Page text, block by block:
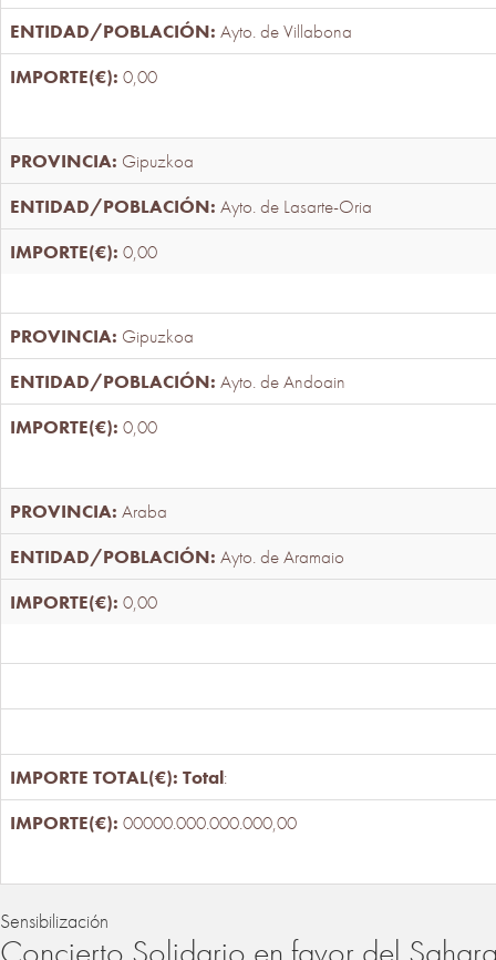
Ayto. de Villabona
0,00
Gipuzkoa
Ayto. de Lasarte-Oria
0,00
Gipuzkoa
Ayto. de Andoain
0,00
Araba
Ayto. de Aramaio
0,00
Total:
00000.000.000.000,00
Sensibilización